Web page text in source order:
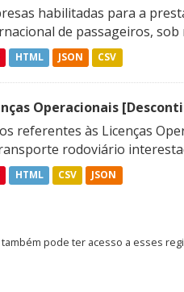
habilitadas para a
de passageiros,
HTML JSON CSV
Operacionais
referentes às Licenças
rodoviário
HTML CSV JSON
também pode ter acesso a esses